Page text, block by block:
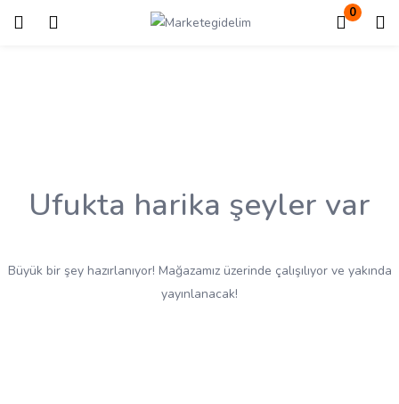
0
Giriş Kayıt ol
Ufukta harika şeyler var
Büyük bir şey hazırlanıyor! Mağazamız üzerinde çalışılıyor ve yakında
yayınlanacak!